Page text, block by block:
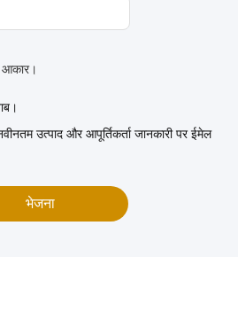
आकार।
उत्पाद और आपूर्तिकर्ता जानकारी पर ईमेल